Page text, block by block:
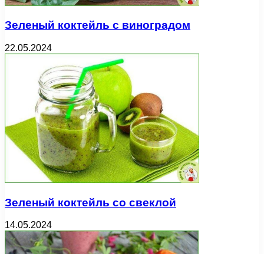
Зеленый коктейль с виноградом
22.05.2024
Зеленый коктейль со свеклой
14.05.2024